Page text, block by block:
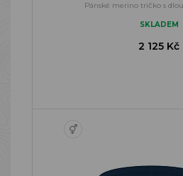
Pánské merino tričko s
SKLADEM
2 125 Kč